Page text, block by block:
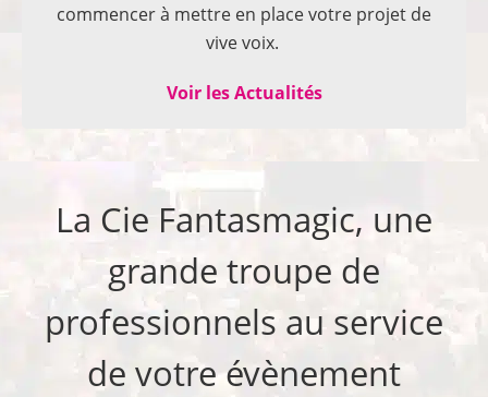
commencer à mettre en place votre projet de
vive voix.
Voir les Actualités
La Cie Fantasmagic, une
grande troupe de
professionnels au service
de votre évènement